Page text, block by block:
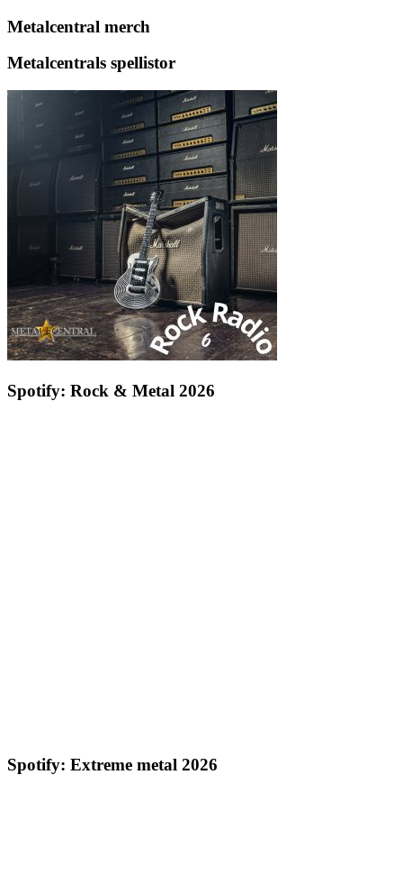
Metalcentral merch
Metalcentrals spellistor
Spotify: Rock & Metal 2026
Spotify: Extreme metal 2026